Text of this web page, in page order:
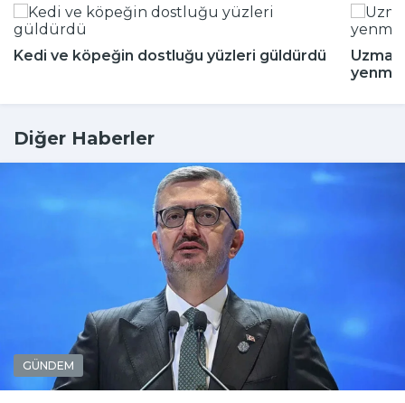
Kedi ve köpeğin dostluğu yüzleri güldürdü
Diğer Haberler
GÜNDEM